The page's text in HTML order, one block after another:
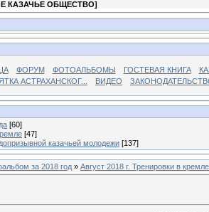
КАЗАЧЬЕ ОБЩЕСТВО]
ФОРУМ ФОТОАЛЬБОМЫ ГОСТЕВАЯ КНИГА
АСТРАХАНСКОГ...
ВИДЕО
[60]
[47]
казачьей молодежи [137]
за 2018 год » Август 2018 г. Тренировки в кремле